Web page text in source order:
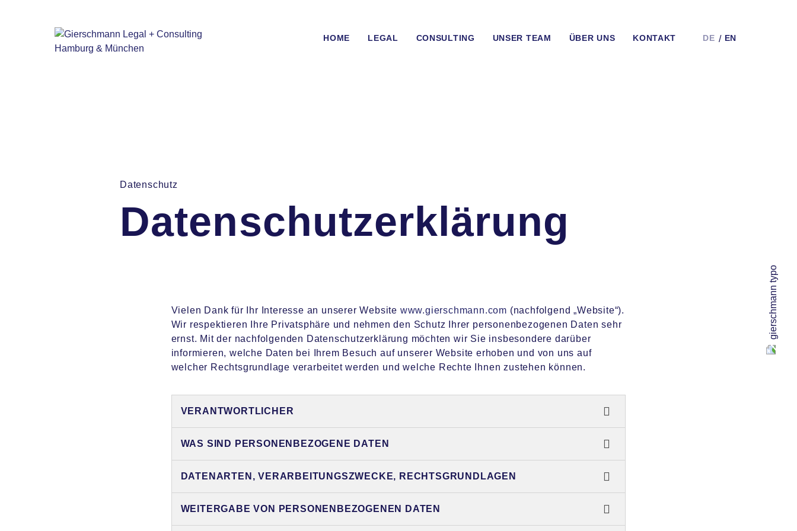
HOME LEGAL CONSULTING UNSER TEAM ÜBER UNS KONTAKT DE EN
Datenschutz
Datenschutz­erklärung
Vielen Dank für Ihr Interesse an unserer Website www.gierschmann.com (nachfolgend „Website“).
Wir respektieren Ihre Privatsphäre und nehmen den Schutz Ihrer personenbezogenen Daten sehr
ernst. Mit der nachfolgenden Datenschutzerklärung möchten wir Sie insbesondere darüber
informieren, welche Daten bei Ihrem Besuch auf unserer Website erhoben und von uns auf
welcher Rechtsgrundlage verarbeitet werden und welche Rechte Ihnen zustehen können.
VERANTWORTLICHER
WAS SIND PERSONENBEZOGENE DATEN
DATENARTEN, VERARBEITUNGSZWECKE, RECHTSGRUNDLAGEN
WEITERGABE VON PERSONENBEZOGENEN DATEN